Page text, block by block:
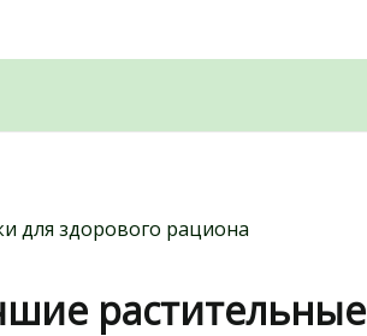
для здорового рациона
растительные